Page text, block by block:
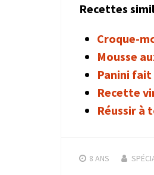
Recettes
Croque-
Mousse
Panini fait
Recette
Réussir à
8 ANS